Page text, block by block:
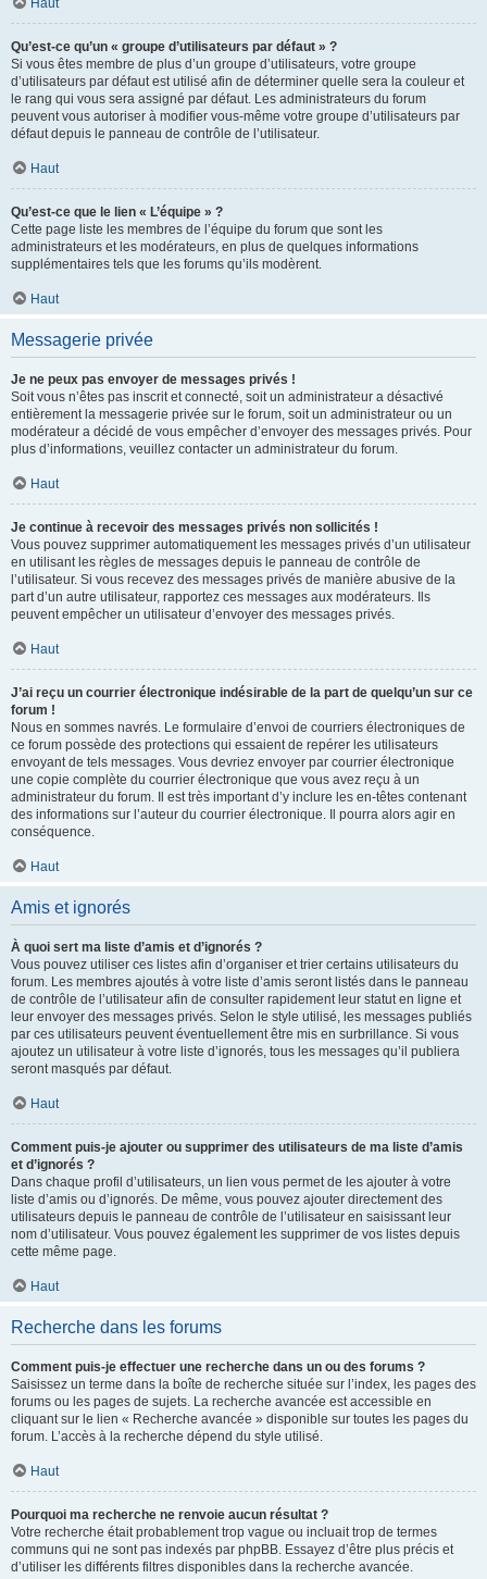
Haut
Qu’est-ce qu’un « groupe d’utilisateurs par défaut » ?
Si vous êtes membre de plus d’un groupe d’utilisateurs, votre groupe
d’utilisateurs par défaut est utilisé afin de déterminer quelle sera la couleur et
le rang qui vous sera assigné par défaut. Les administrateurs du forum
peuvent vous autoriser à modifier vous-même votre groupe d’utilisateurs par
défaut depuis le panneau de contrôle de l’utilisateur.
Haut
Qu’est-ce que le lien « L’équipe » ?
Cette page liste les membres de l’équipe du forum que sont les
administrateurs et les modérateurs, en plus de quelques informations
supplémentaires tels que les forums qu’ils modèrent.
Haut
Messagerie privée
Je ne peux pas envoyer de messages privés !
Soit vous n’êtes pas inscrit et connecté, soit un administrateur a désactivé
entièrement la messagerie privée sur le forum, soit un administrateur ou un
modérateur a décidé de vous empêcher d’envoyer des messages privés. Pour
plus d’informations, veuillez contacter un administrateur du forum.
Haut
Je continue à recevoir des messages privés non sollicités !
Vous pouvez supprimer automatiquement les messages privés d’un utilisateur
en utilisant les règles de messages depuis le panneau de contrôle de
l’utilisateur. Si vous recevez des messages privés de manière abusive de la
part d’un autre utilisateur, rapportez ces messages aux modérateurs. Ils
peuvent empêcher un utilisateur d’envoyer des messages privés.
Haut
J’ai reçu un courrier électronique indésirable de la part de quelqu’un sur ce
forum !
Nous en sommes navrés. Le formulaire d’envoi de courriers électroniques de
ce forum possède des protections qui essaient de repérer les utilisateurs
envoyant de tels messages. Vous devriez envoyer par courrier électronique
une copie complète du courrier électronique que vous avez reçu à un
administrateur du forum. Il est très important d’y inclure les en-têtes contenant
des informations sur l’auteur du courrier électronique. Il pourra alors agir en
conséquence.
Haut
Amis et ignorés
À quoi sert ma liste d’amis et d’ignorés ?
Vous pouvez utiliser ces listes afin d’organiser et trier certains utilisateurs du
forum. Les membres ajoutés à votre liste d’amis seront listés dans le panneau
de contrôle de l’utilisateur afin de consulter rapidement leur statut en ligne et
leur envoyer des messages privés. Selon le style utilisé, les messages publiés
par ces utilisateurs peuvent éventuellement être mis en surbrillance. Si vous
ajoutez un utilisateur à votre liste d’ignorés, tous les messages qu’il publiera
seront masqués par défaut.
Haut
Comment puis-je ajouter ou supprimer des utilisateurs de ma liste d’amis
et d’ignorés ?
Dans chaque profil d’utilisateurs, un lien vous permet de les ajouter à votre
liste d’amis ou d’ignorés. De même, vous pouvez ajouter directement des
utilisateurs depuis le panneau de contrôle de l’utilisateur en saisissant leur
nom d’utilisateur. Vous pouvez également les supprimer de vos listes depuis
cette même page.
Haut
Recherche dans les forums
Comment puis-je effectuer une recherche dans un ou des forums ?
Saisissez un terme dans la boîte de recherche située sur l’index, les pages des
forums ou les pages de sujets. La recherche avancée est accessible en
cliquant sur le lien « Recherche avancée » disponible sur toutes les pages du
forum. L’accès à la recherche dépend du style utilisé.
Haut
Pourquoi ma recherche ne renvoie aucun résultat ?
Votre recherche était probablement trop vague ou incluait trop de termes
communs qui ne sont pas indexés par phpBB. Essayez d’être plus précis et
d’utiliser les différents filtres disponibles dans la recherche avancée.